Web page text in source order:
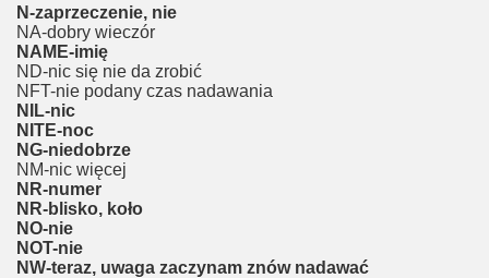
N-zaprzeczenie, nie
NA-dobry wieczór
NAME-imię
ND-nic się nie da zrobić
NFT-nie podany czas nadawania
NIL-nic
NITE-noc
NG-niedobrze
NM-nic więcej
NR-numer
NR-blisko, koło
NO-nie
NOT-nie
NW-teraz, uwaga zaczynam znów nadawać